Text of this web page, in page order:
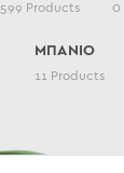
599 Products 0
ΜΠΑΝΙΟ
11 Products